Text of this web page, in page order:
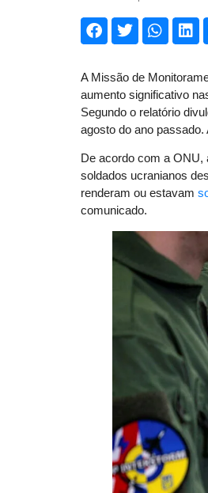
A Missão de
aumento significativo
Segundo o relatório
agosto do ano
De acordo com a
soldados ucranianos
renderam ou estavam
comunicado.